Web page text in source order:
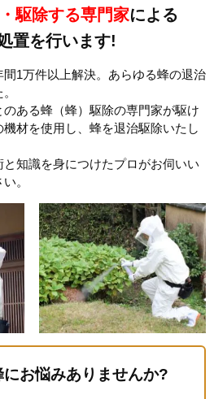
駆除する専門家による
置を行います!
1万件以上解決。あらゆる蜂の退治
ある蜂（蜂）駆除の専門家が駆け
材を使用し、蜂を退治駆除いたし
知識を身につけたプロがお伺いい
。
お悩みありませんか?